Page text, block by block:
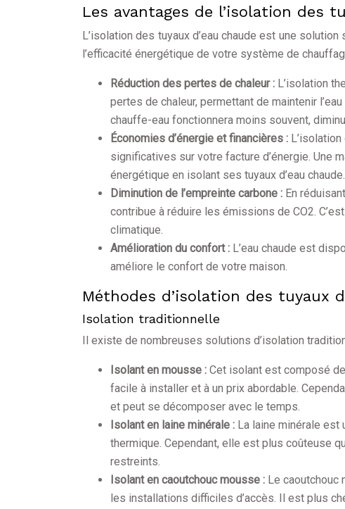
Les avantages de l’isolation des
L’isolation des tuyaux d’eau chaude est une
l’efficacité énergétique de votre système de
Réduction des pertes de chaleur : L’isolation
pertes de chaleur, permettant de maintenir
chauffe-eau fonctionnera moins souvent,
Économies d’énergie et financières :
significatives sur votre facture d’énergie. Une
énergétique en isolant ses tuyaux d’eau chaude.
Diminution de l’empreinte carbone : En
contribue à réduire les émissions de CO2.
climatique.
Amélioration du confort : L’eau chaude est
améliore le confort de votre maison.
Méthodes d’isolation des tuyaux
Isolation traditionnelle
Il existe de nombreuses solutions d’isolation
Isolant en mousse : Cet isolant est composé
facile à installer et à un prix abordable.
et peut se décomposer avec le temps.
Isolant en laine minérale : La laine minérale est
thermique. Cependant, elle est plus coûteuse
restreints.
Isolant en caoutchouc mousse : Le caoutchouc
les installations difficiles d’accès. Il est plus